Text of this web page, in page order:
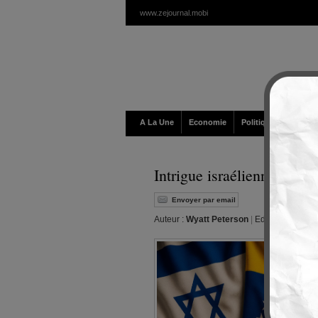
www.zejournal.mobi
A La Une Economie Politique /
Intrigue israélienne au
Envoyer par email
Auteur : Wyatt Peterson Editeur :